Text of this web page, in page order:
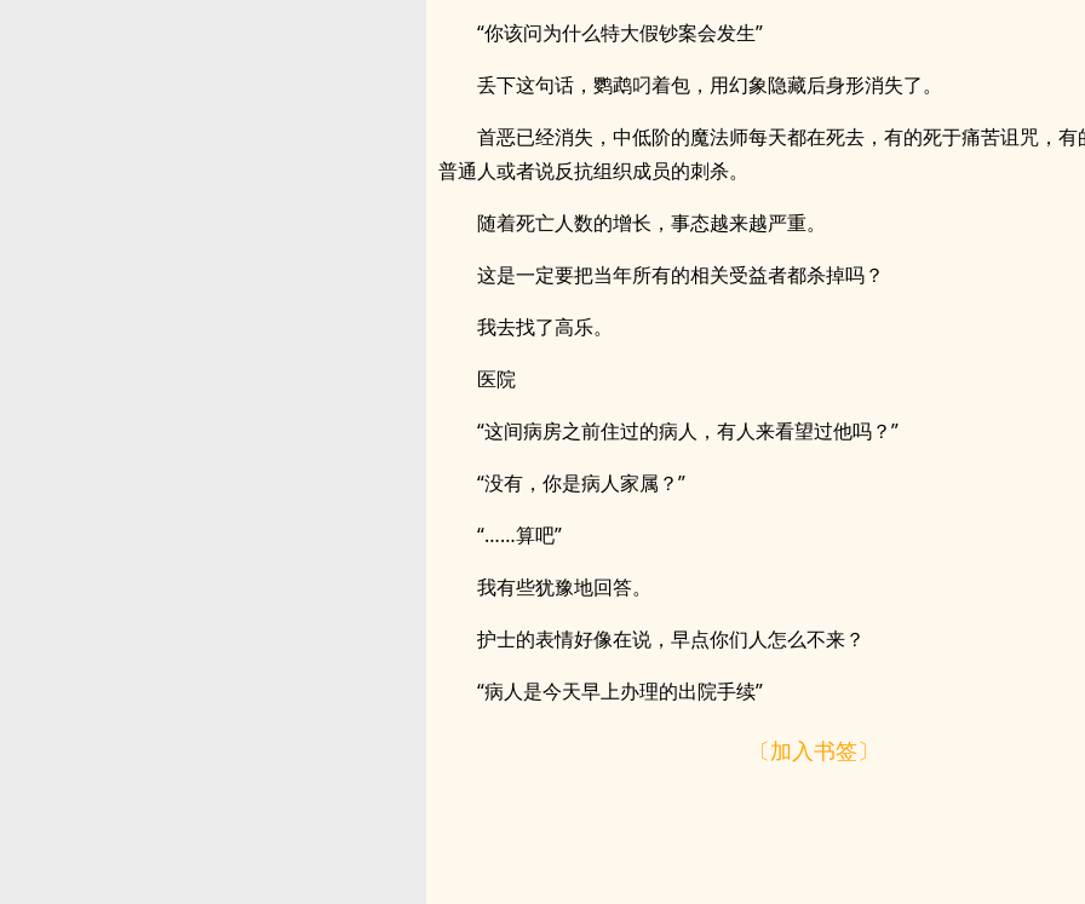
“你该问为什么特大假钞案会发生”
丢下这句话，鹦鹉叼着包，用幻象隐藏后身形消失了。
首恶已经消失，中低阶的魔法师每天都在死去，有的死于痛苦诅咒，有
普通人或者说反抗组织成员的刺杀。
随着死亡人数的增长，事态越来越严重。
这是一定要把当年所有的相关受益者都杀掉吗？
我去找了高乐。
医院
“这间病房之前住过的病人，有人来看望过他吗？”
“没有，你是病人家属？”
“……算吧”
我有些犹豫地回答。
护士的表情好像在说，早点你们人怎么不来？
“病人是今天早上办理的出院手续”
〔加入书签〕